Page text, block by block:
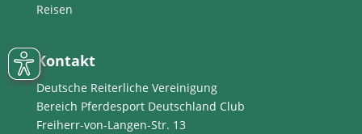
Reisen
Kontakt
Deutsche Reiterliche Vereinigung
Bereich Pferdesport Deutschland Club
Freiherr-von-Langen-Str. 13